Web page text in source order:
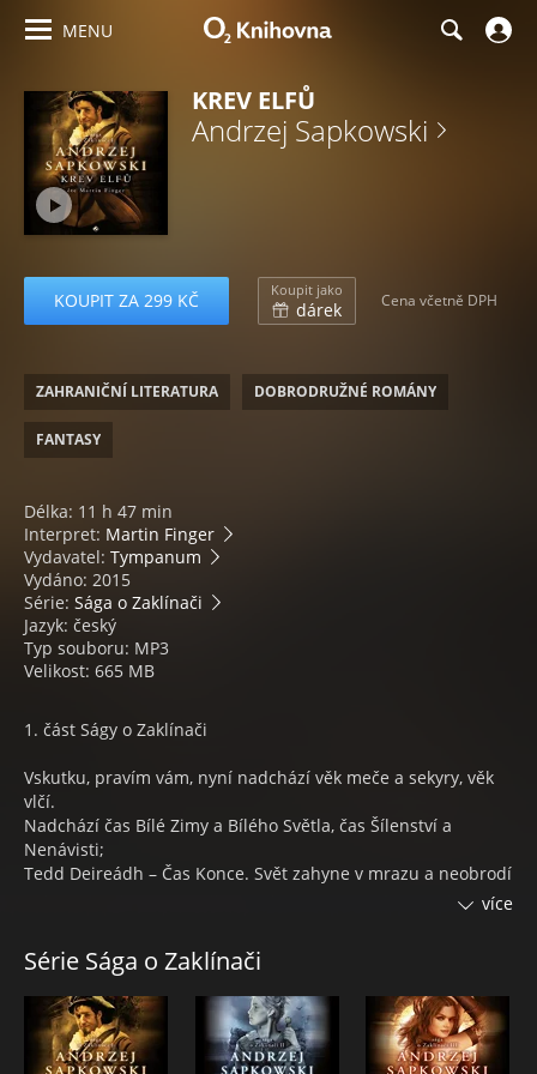
MENU
KREV ELFŮ
Andrzej Sapkowski
KOUPIT ZA 299 KČ Koupit jako
dárek Cena včetně DPH
ZAHRANIČNÍ LITERATURA DOBRODRUŽNÉ ROMÁNY
FANTASY
Délka: 11 h 47 min
Interpret: Martin Finger
Vydavatel: Tympanum
Vydáno: 2015
Série: Sága o Zaklínači
Jazyk: český
Typ souboru: MP3
Velikost: 665 MB
1. část Ságy o Zaklínači
Vskutku, pravím vám, nyní nadchází věk meče a sekyry, věk
vlčí.
Nadchází čas Bílé Zimy a Bílého Světla, čas Šílenství a
Nenávisti;
Tedd Deireádh – Čas Konce. Svět zahyne v mrazu a neobrodí
zasetého zrna. Ze zrna, které nevzejde, anobrž vyšlehne
plamenem.
Meč, magie a vyzvědačské intriky. První část legendární
Sapkowského ságy o zaklínači Geraltovi a jeho sudbě - Ciri z
více
Série Sága o Zaklínači